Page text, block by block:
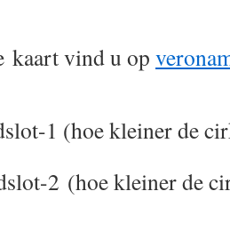
kaart vind u op
1 (hoe kleiner de
2 (hoe kleiner de